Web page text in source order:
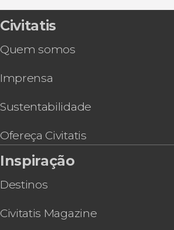
Civitatis
Quem somos
Imprensa
Sustentabilidade
Ofereça Civitatis
Inspiração
Destinos
Civitatis Magazine